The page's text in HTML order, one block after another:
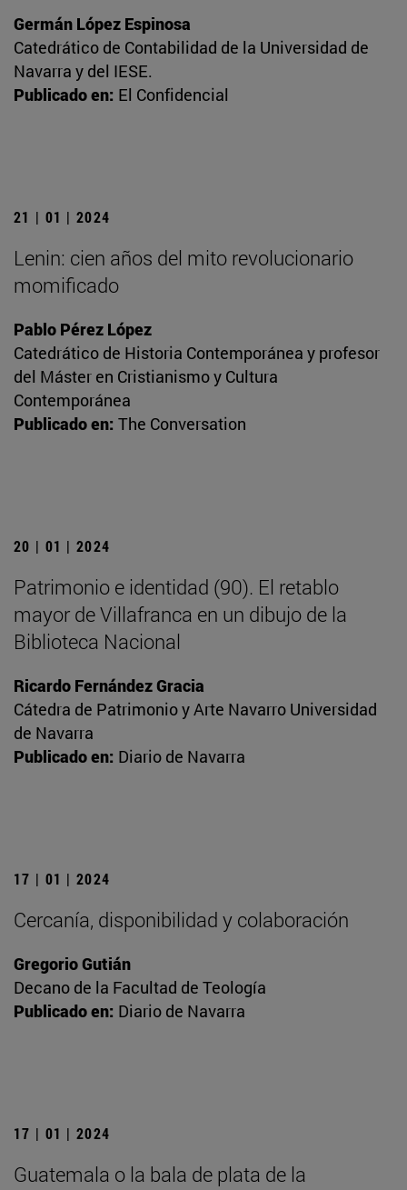
Germán López Espinosa
Catedrático de Contabilidad de la Universidad de
Navarra y del IESE.
Publicado en: El Confidencial
21 | 01 | 2024
Lenin: cien años del mito revolucionario
momificado
Pablo Pérez López
Catedrático de Historia Contemporánea y profesor
del Máster en Cristianismo y Cultura
Contemporánea
Publicado en: The Conversation
20 | 01 | 2024
Patrimonio e identidad (90). El retablo
mayor de Villafranca en un dibujo de la
Biblioteca Nacional
Ricardo Fernández Gracia
Cátedra de Patrimonio y Arte Navarro Universidad
de Navarra
Publicado en: Diario de Navarra
17 | 01 | 2024
Cercanía, disponibilidad y colaboración
Gregorio Gutián
Decano de la Facultad de Teología
Publicado en: Diario de Navarra
17 | 01 | 2024
Guatemala o la bala de plata de la